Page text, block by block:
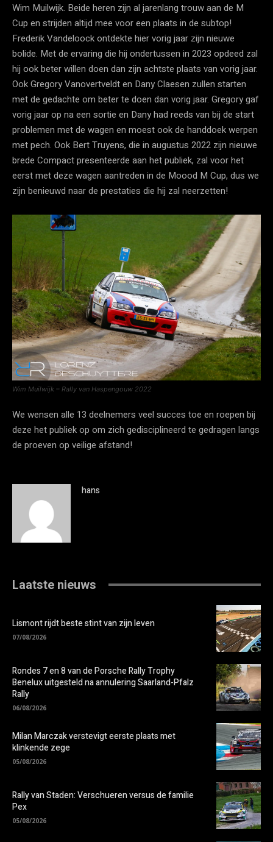
Wim Muilwijk. Beide heren zijn al jarenlang trouw aan de M
Cup en strijden altijd mee voor een plaats in de subtop!
Frederik Vandeloock ontdekte hier vorig jaar zijn nieuwe
bolide. Met de ervaring die hij ondertussen in 2023 opdeed zal
hij ook beter willen doen dan zijn achtste plaats van vorig jaar.
Ook Gregory Vanovertveldt en Dany Claesen zullen starten
met de gedachte om beter te doen dan vorig jaar. Gregory gaf
vorig jaar op na een sortie en Dany had reeds van bij de start
problemen met de wagen en moest ook de handdoek werpen
met pech. Ook Bert Truyens, die in augustus 2022 zijn nieuwe
brede Compact presenteerde aan het publiek, zal voor het
eerst met deze wagen aantreden in de Moood M Cup, dus we
zijn benieuwd naar de prestaties die hij zal neerzetten!
Wim Muilwijk – Rally van Haspengouw 2022
We wensen alle 13 deelnemers veel succes toe en roepen bij
deze het publiek op om zich gedisciplineerd te gedragen langs
de proeven op veilige afstand!
hans
Laatste nieuws
Lismont rijdt beste stint van zijn leven
07/08/2026
Rondes 7 en 8 van de Porsche Rally Trophy
Benelux uitgesteld na annulering Saarland-Pfalz
Rally
06/08/2026
Milan Marczak verstevigt eerste plaats met
klinkende zege
05/08/2026
Rally van Staden: Verschueren versus de familie
Pex
05/08/2026